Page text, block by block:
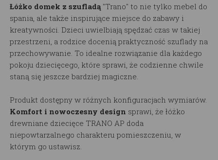
Łóżko domek z szufladą "Trano" to nie tylko mebel do
spania, ale także inspirujące miejsce do zabawy i
kreatywności. Dzieci uwielbiają spędzać czas w takiej
przestrzeni, a rodzice docenią praktyczność szuflady na
przechowywanie. To idealne rozwiązanie dla każdego
pokoju dziecięcego, które sprawi, że codzienne chwile
staną się jeszcze bardziej magiczne.
Produkt dostępny w różnych konfiguracjach wymiarów.
Komfort i nowoczesny design sprawi, że łóżko
drewniane dziecięce TRANO AP doda
niepowtarzalnego charakteru pomieszczeniu, w
którym go ustawisz.